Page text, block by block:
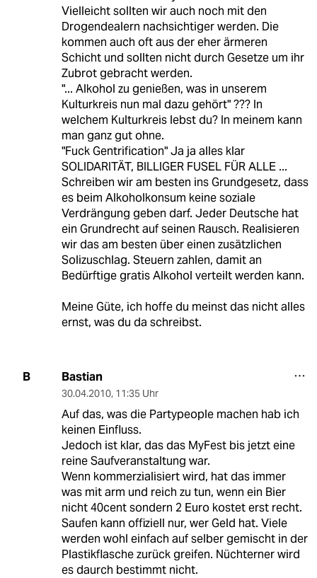
Vielleicht sollten wir auch noch mit den
Drogendealern nachsichtiger werden. Die
kommen auch oft aus der eher ärmeren
Schicht und sollten nicht durch Gesetze um ihr
Zubrot gebracht werden.
"... Alkohol zu genießen, was in unserem
Kulturkreis nun mal dazu gehört" ??? In
welchem Kulturkreis lebst du? In meinem kann
man ganz gut ohne.
"Fuck Gentrification" Ja ja alles klar
SOLIDARITÄT, BILLIGER FUSEL FÜR ALLE ...
Schreiben wir am besten ins Grundgesetz, dass
es beim Alkoholkonsum keine soziale
Verdrängung geben darf. Jeder Deutsche hat
ein Grundrecht auf seinen Rausch. Realisieren
wir das am besten über einen zusätzlichen
Solizuschlag. Steuern zahlen, damit an
Bedürftige gratis Alkohol verteilt werden kann.
Meine Güte, ich hoffe du meinst das nicht alles
ernst, was du da schreibst.
B Bastian
30.04.2010, 11:35 Uhr
Auf das, was die Partypeople machen hab ich
keinen Einfluss.
Jedoch ist klar, das das MyFest bis jetzt eine
reine Saufveranstaltung war.
Wenn kommerzialisiert wird, hat das immer
was mit arm und reich zu tun, wenn ein Bier
nicht 40cent sondern 2 Euro kostet erst recht.
Saufen kann offiziell nur, wer Geld hat. Viele
werden wohl einfach auf selber gemischt in der
Plastikflasche zurück greifen. Nüchterner wird
es daurch bestimmt nicht.